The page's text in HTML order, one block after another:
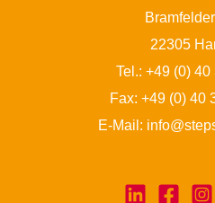
22305
Tel.: +49 (0) 40
Fax: +49 (0) 40
E-Mail: